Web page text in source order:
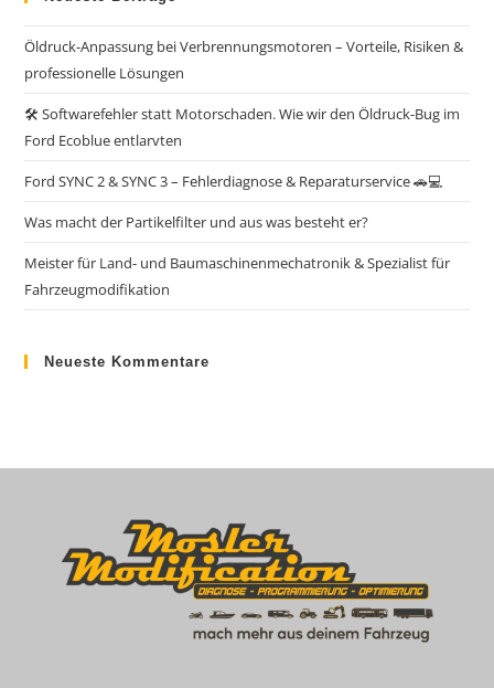
Öldruck-Anpassung bei Verbrennungsmotoren – Vorteile, Risiken &
professionelle Lösungen
🛠️ Softwarefehler statt Motorschaden. Wie wir den Öldruck-Bug im
Ford Ecoblue entlarvten
Ford SYNC 2 & SYNC 3 – Fehlerdiagnose & Reparaturservice 🚗💻
Was macht der Partikelfilter und aus was besteht er?
Meister für Land- und Baumaschinenmechatronik & Spezialist für
Fahrzeugmodifikation
Neueste Kommentare